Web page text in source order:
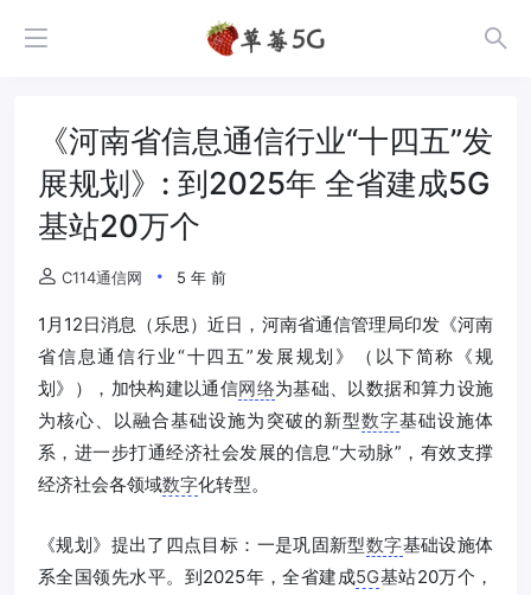
《河南省信息通信行业“十四五”发
展规划》: 到2025年 全省建成5G
基站20万个
C114通信网 5 年 前
1月12日消息（乐思）近日，河南省通信管理局印发《河南
省信息通信行业“十四五”发展规划》（以下简称《规
划》），加快构建以通信网络为基础、以数据和算力设施
为核心、以融合基础设施为突破的新型数字基础设施体
系，进一步打通经济社会发展的信息“大动脉”，有效支撑
经济社会各领域数字化转型。
《规划》提出了四点目标：一是巩固新型数字基础设施体
系全国领先水平。到2025年，全省建成5G基站20万个，